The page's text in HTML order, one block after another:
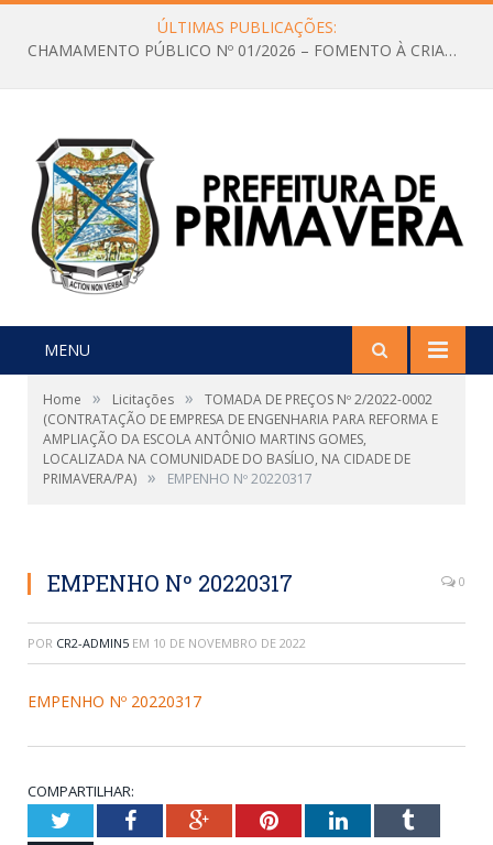
ÚLTIMAS PUBLICAÇÕES:
CHAMAMENTO PÚBLICO Nº 01/2026 – FOMENTO À CRIAÇÃO E A CIRCULAÇÃO DE PRODUÇÕES CULTURAIS – Aldir Blanc
MENU
Home » Licitações »
TOMADA DE PREÇOS Nº 2/2022-0002
(CONTRATAÇÃO DE EMPRESA DE ENGENHARIA PARA REFORMA E
AMPLIAÇÃO DA ESCOLA ANTÔNIO MARTINS GOMES,
LOCALIZADA NA COMUNIDADE DO BASÍLIO, NA CIDADE DE
PRIMAVERA/PA) » EMPENHO Nº 20220317
EMPENHO Nº 20220317 0
POR CR2-ADMIN5 EM 10 DE NOVEMBRO DE 2022
EMPENHO Nº 20220317
COMPARTILHAR:
TwitterFacebookGoogle+PinterestLinkedInTumblr